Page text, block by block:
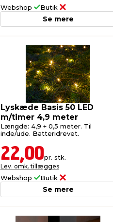
Webshop Butik
Se mere
Lyskæde Basis 50 LED
m/timer 4,9 meter
Længde: 4,9 + 0,5 meter. Til
inde/ude. Batteridrevet.
22,00pr. stk.
Lev. omk. tillægges
Webshop Butik
Se mere